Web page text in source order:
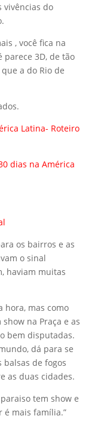
vivências do
, você fica na
parece 3D, de tão
a do Rio de
Latina- Roteiro
dias na América
os bairros e as
o sinal
haviam muitas
hora, mas como
na Praça e as
bem disputadas.
dá para se
de fogos
as duas cidades.
tem show e
é mais família.”